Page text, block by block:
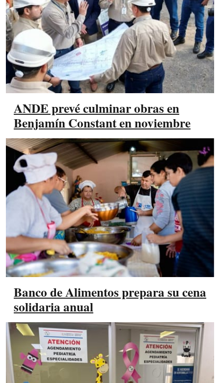
ANDE prevé culminar obras en
Benjamín Constant en noviembre
Banco de Alimentos prepara su cena
solidaria anual